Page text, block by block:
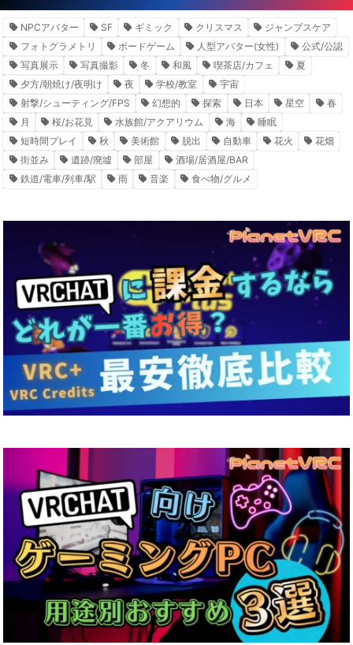
NPCアバター SF ギミック クリスマス
ジャンプスケア
フォトグラメトリ
ボードゲーム 人型アバター(女性)
公式/公認
写真展示
写真撮影 冬 和風 喫茶店/カフェ
夏
夕方/朝焼け/夜明け
夜 学校/教室
宇宙
射撃/シューティング/FPS
幻想的 探索 日本 星空
春
月
桜/お花見 水族館/アクアリウム 海
睡眠
短時間プレイ
秋 美術館 脱出 自動車 花火
花畑
街並み
遺跡/廃墟 部屋
酒場/居酒屋/BAR
鉄道/電車/列車/駅
雨 音楽 食べ物/グルメ